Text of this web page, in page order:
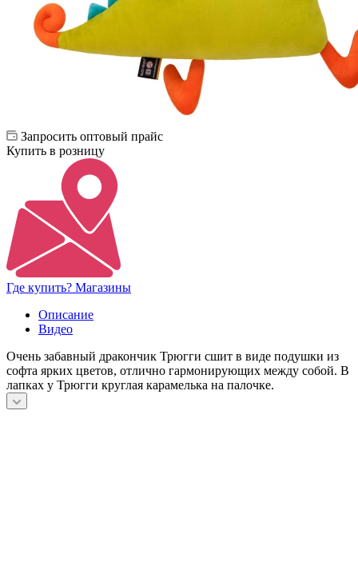
Запросить оптовый прайс
Купить в розницу
Где купить? Магазины
Описание
Видео
Очень забавный дракончик Трюгги сшит в виде подушки из
софта ярких цветов, отлично гармонирующих между собой. В
лапках у Трюгги круглая карамелька на палочке.